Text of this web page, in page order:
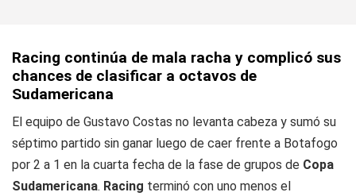
Racing continúa de mala racha y complicó sus
chances de clasificar a octavos de
Sudamericana
El equipo de Gustavo Costas no levanta cabeza y sumó su
séptimo partido sin ganar luego de caer frente a Botafogo
por 2 a 1 en la cuarta fecha de la fase de grupos de Copa
Sudamericana. Racing terminó con uno menos el